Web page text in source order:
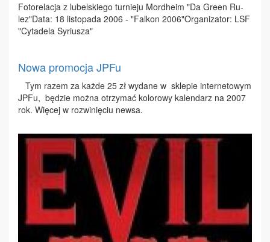
Fo­to­re­la­cja z lu­bel­skie­go tur­nie­ju Mor­dhe­im "Da Gre­en Ru­
lez"Da­ta: 18 li­sto­pa­da 2006 - "Fal­kon 2006"Or­ga­ni­za­tor: LSF
"Cy­ta­de­la Sy­riu­sza"
Nowa promocja JPFu
Tym ra­zem za każ­de 25 zł wy­da­ne w skle­pie in­ter­ne­to­wym
JPFu, bę­dzie moż­na otrzy­mać ko­lo­ro­wy ka­len­darz na 2007
rok. Wię­cej w roz­wi­nię­ciu new­sa.